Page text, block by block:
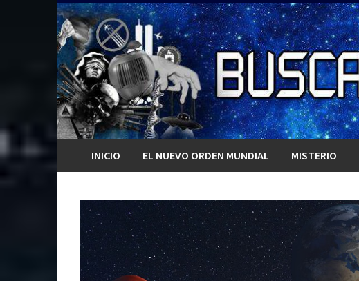
Saltar
al
contenido
INICIO EL NUEVO ORDEN MUNDIAL MISTERIO